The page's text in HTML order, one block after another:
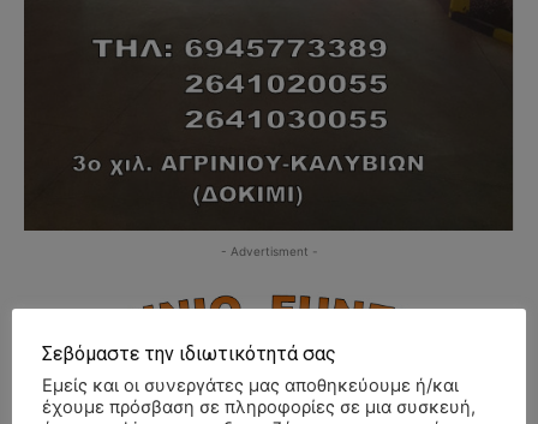
- Advertisment -
Σεβόμαστε την ιδιωτικότητά σας
Εμείς και οι συνεργάτες μας αποθηκεύουμε ή/και
έχουμε πρόσβαση σε πληροφορίες σε μια συσκευή,